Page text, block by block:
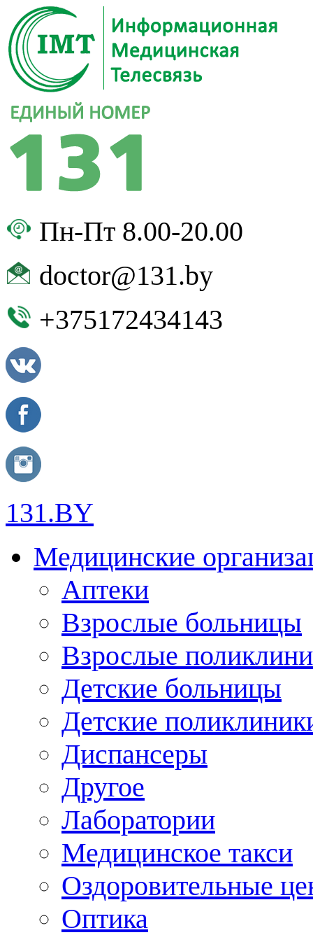
Пн-Пт 8.00-20.00
doctor@131.by
+375172434143
131.BY
Медицинские
Аптеки
Взрослые больницы
Взрослые
Детские больницы
Детские
Диспансеры
Другое
Лаборатории
Медицинское такси
Оздоровительные
Оптика